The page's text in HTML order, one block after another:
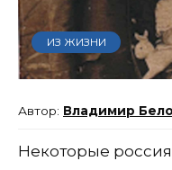
ИЗ ЖИЗНИ
Владимир
Некоторые